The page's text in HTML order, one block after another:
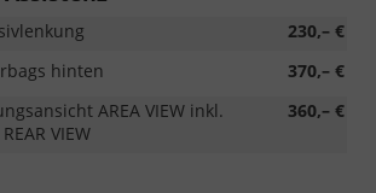
230,– €
370,– €
hinten
360,– €
AREA VIEW inkl.
VIEW